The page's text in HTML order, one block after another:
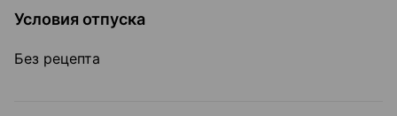
Условия отпуска
Без рецепта